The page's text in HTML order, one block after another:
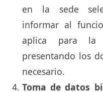
en la sede
informar al
aplica para la
presentando los
necesario.
Toma de datos